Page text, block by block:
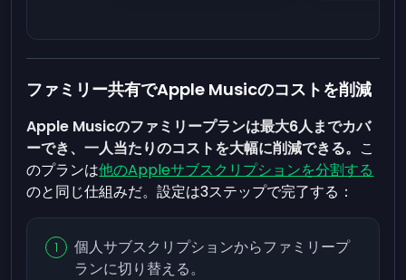
ファミリー共有でApple Musicのコストを削減
Apple Musicのファミリープランは最大6人までカバ
ーでき、一人当たりのコストを大幅に削減できる。 こ
のプランは他のAppleサブスクリプションを分割する
のと同じ仕組みだ。設定は3ステップで完了する：
個人サブスクリプションからファミリープ
ランに切り替える。